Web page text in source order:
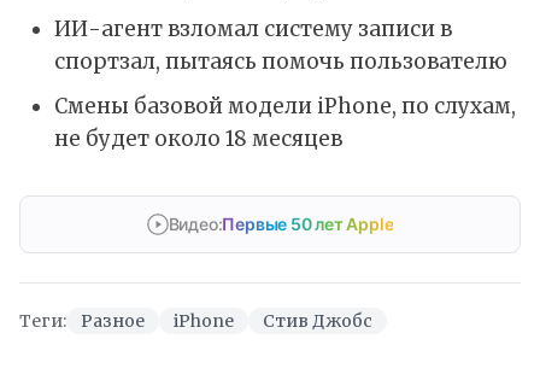
ИИ-агент взломал систему записи в
спортзал, пытаясь помочь пользователю
Смены базовой модели iPhone, по слухам,
не будет около 18 месяцев
Видео:Первые 50 лет Apple
Теги: Разное iPhone Стив Джобс